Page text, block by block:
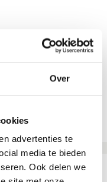
Over
advertenties te
media te bieden
Ook delen we